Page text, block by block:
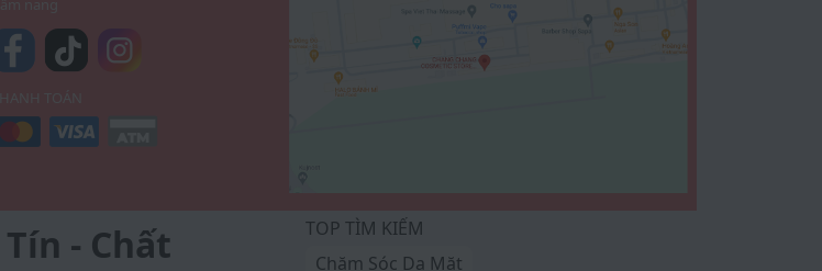
- Chất
TOP TÌM KIẾM
Chăm Sóc Da Mặt